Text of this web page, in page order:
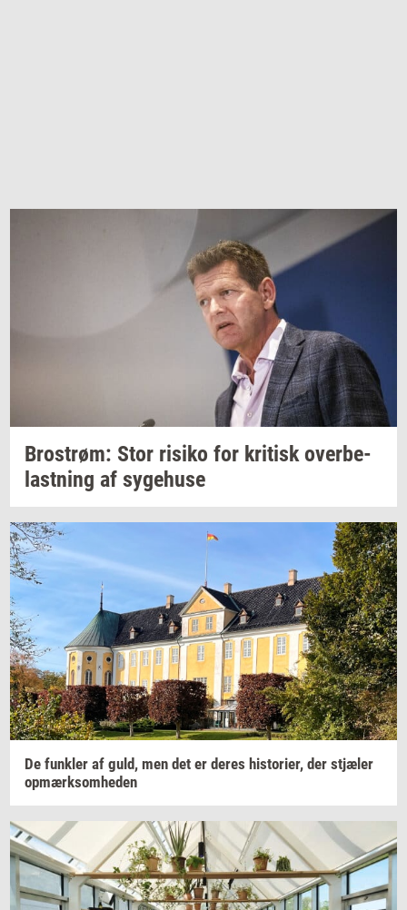
Bro­strøm: Stor ri­si­ko for kri­tisk over­be­
last­ning af sy­ge­hu­se
De funk­ler af guld, men det er deres hi­sto­ri­er, der stjæ­ler
op­mærk­som­he­den